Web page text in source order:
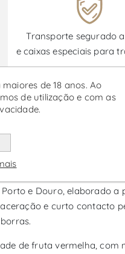
Transporte segurado a
e caixas especiais para
06/2026 a 30/09/2026
e Douro, elaborado
e curto contacto
de fruta vermelha,
de 18 anos. Ao
de utilização e com as